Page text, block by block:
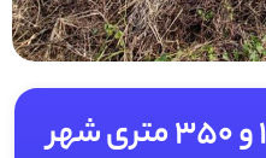
زمین مسکونی 175 و 350 متری شهر